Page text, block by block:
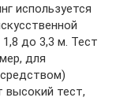
используется
до 3,3 м. Тест
для
тест,